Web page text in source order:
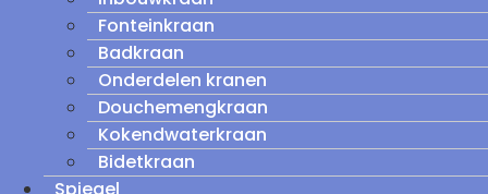
Fonteinkraan
Badkraan
Onderdelen kranen
Douchemengkraan
Kokendwaterkraan
Bidetkraan
Spiegel